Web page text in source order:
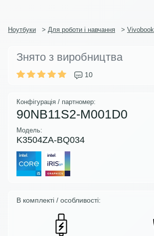
Ноутбуки > Для роботи і навчання > Vivobook
Знято з виробництва
10
Конфігурація / партномер:
90NB11S2-M001D0
Модель:
K3504ZA-BQ034
В комплекті / особливості: